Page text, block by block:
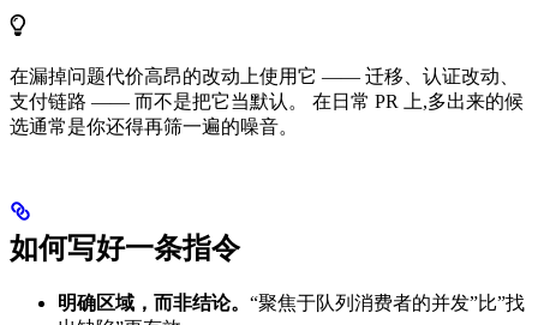
在漏掉问题代价高昂的改动上使用它 —— 迁移、认证改动、
支付链路 —— 而不是把它当默认。 在日常 PR 上,多出来的候
选通常是你还得再筛一遍的噪音。
如何写好一条指令
明确区域，而非结论。 “聚焦于队列消费者的并发”比”找